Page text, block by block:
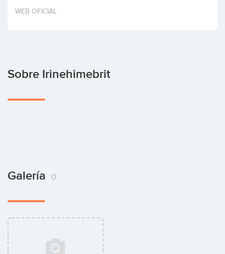
Invertir
WEB OFICIAL
Sobre Irinehimebrit
Galería 0